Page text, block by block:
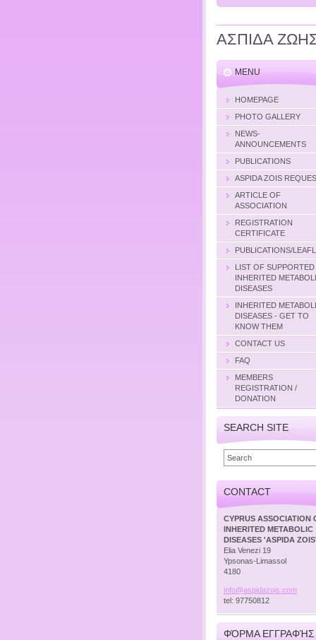
ΑΣΠΙΔΑ
MENU
HOMEPAGE
PHOTO GALLERY
NEWS-
ANNOUNCEMENTS
PUBLICATIONS
ASPIDA ZOIS
ARTICLE OF
ASSOCIATION
REGISTRATION
CERTIFICATE
PUBLICATIONS/
LIST OF SUPPORTED
INHERITED
DISEASES
INHERITED
DISEASES - GET TO
KNOW THEM
CONTACT US
FAQ
MEMBERS
REGISTRATION /
DONATION
SEARCH SITE
CONTACT
CYPRUS ASSOCIATION
INHERITED METABOLIC
DISEASES 'ASPIDA ZOIS'
Elia Venezi 19
Ypsonas-Limassol
4180
info@aspidazois. com
tel: 97750812
ΦΌΡΜΑ ΕΓΓΡΑΦΉΣ